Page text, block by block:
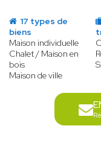
17 types de
biens
Maison individuelle
Chalet / Maison en
bois
Maison de ville